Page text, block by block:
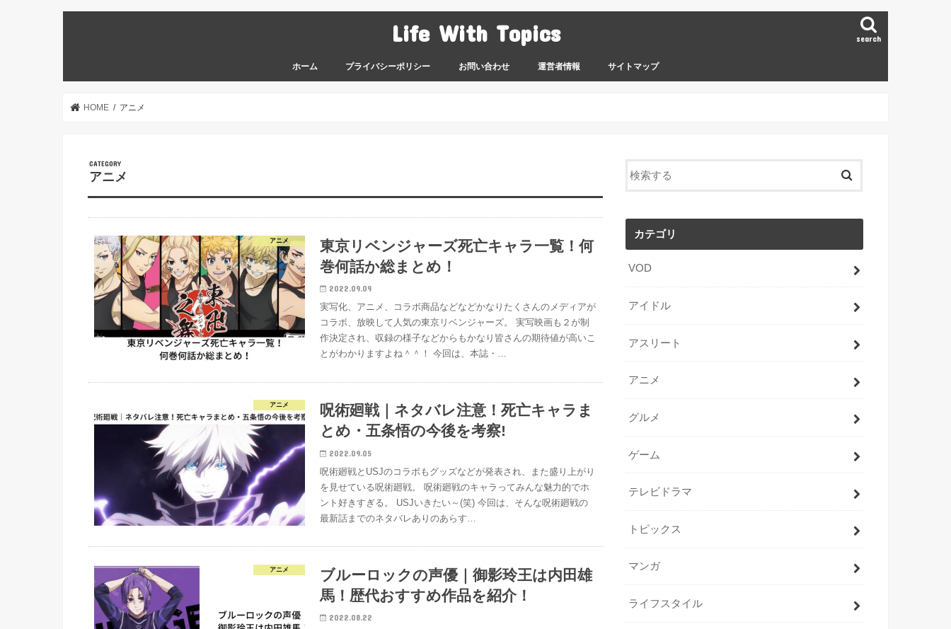
Life With Topics search
ホーム プライバシーポリシー お問い合わせ 運営者情報 サイトマップ
HOME アニメ
アニメ
アニメ
東京リベンジャーズ死亡キャラ一覧！何
巻何話か総まとめ！
2022.09.09
実写化、アニメ、コラボ商品などなどかなりたくさんのメディアが
コラボ、放映して人気の東京リベンジャーズ。 実写映画も２が制
作決定され、収録の様子などからもかなり皆さんの期待値が高いこ
とがわかりますよね＾＾！ 今回は、本誌・…
アニメ
呪術廻戦｜ネタバレ注意！死亡キャラま
とめ・五条悟の今後を考察!
2022.09.05
呪術廻戦とUSJのコラボもグッズなどが発表され、また盛り上がり
を見せている呪術廻戦。 呪術廻戦のキャラってみんな魅力的でホ
ント好きすぎる。 USJいきたい～(笑) 今回は、そんな呪術廻戦の
最新話までのネタバレありのあらす…
アニメ
ブルーロックの声優｜御影玲王は内田雄
馬！歴代おすすめ作品を紹介！
2022.08.22
カテゴリ
VOD
アイドル
アスリート
アニメ
グルメ
ゲーム
テレビドラマ
トピックス
マンガ
ライフスタイル